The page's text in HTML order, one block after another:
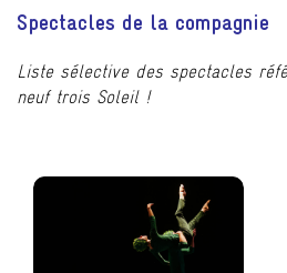
Béjart Lausanne, le Ballet du
Montréal, le Capitole de
Grand Théâtre de Genève,
Budapest, le Ballet de l'Opéra
Ballet de l'Opéra de Vienne /
chorégraphe résidente au Ch
de 1990 à 1992 puis maîtresse
Spectacles de la compagnie
Liste sélective des spectacles
neuf trois Soleil !